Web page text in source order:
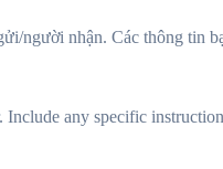
người nhận. Các thông tin
any specific